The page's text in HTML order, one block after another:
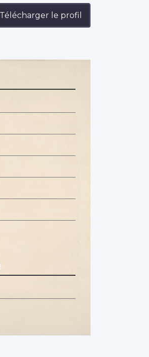
Télécharger le profil